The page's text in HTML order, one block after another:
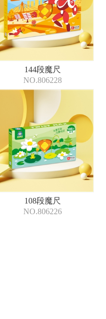
144段魔尺
NO.806228
108段魔尺
NO.806226